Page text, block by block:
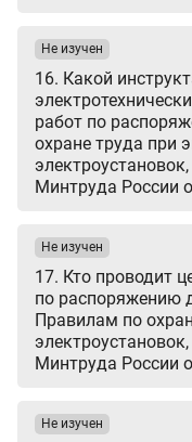
16. Какой
работ по
охране труда при
Минтруда России
Не изучен
17. Кто проводит
по распоряжению
Правилам по
Минтруда России
Не изучен
Не изучен